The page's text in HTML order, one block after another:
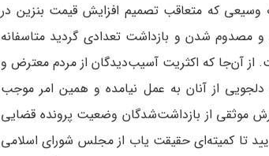
که متعاقب تصمیم افزایش قیمت بنزین در
مصدوم شدن و بازداشت تعدادی گردید متاسفانه
از آن‌جا که اکثریت آسیب‌دیدگان از مردم معترض و
از آنان به عمل نیامده و همین امر موجب
موثقی از بازداشت‌شدگان وضعیت پرونده قضایی
تا کمیته‌ای حقیقت یاب از مجلس شورای اسلامی